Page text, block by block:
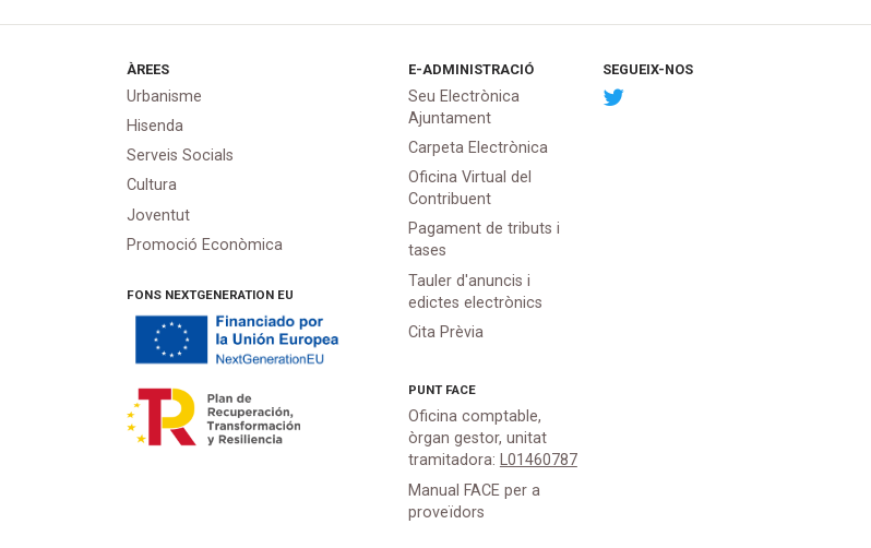
ÀREES
Urbanisme
Hisenda
Serveis Socials
Cultura
Joventut
Promoció Econòmica
FONS NEXTGENERATION EU
E-ADMINISTRACIÓ
Seu Electrònica
Ajuntament
Carpeta Electrònica
Oficina Virtual del
Contribuent
Pagament de tributs i
tases
Tauler d'anuncis i
edictes electrònics
Cita Prèvia
PUNT FACE
Oficina comptable,
òrgan gestor, unitat
tramitadora: L01460787
Manual FACE per a
proveïdors
SEGUEIX-NOS